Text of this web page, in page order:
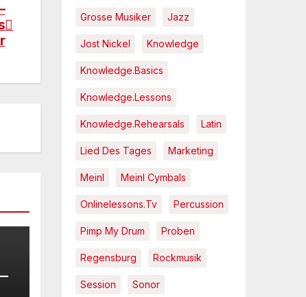
Grosse Musiker Jazz
Jost Nickel Knowledge
Knowledge.Basics
Knowledge.Lessons
Knowledge.Rehearsals Latin
Lied Des Tages Marketing
Meinl Meinl Cymbals
Onlinelessons.tv Percussion
Pimp My Drum Proben
Regensburg Rockmusik
Session Sonor